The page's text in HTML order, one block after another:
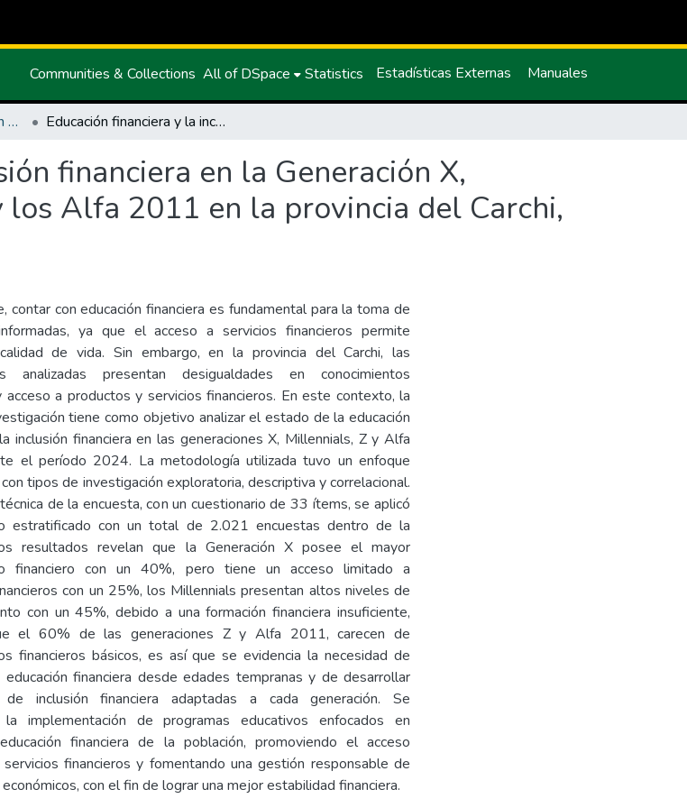
Communities & Collections All of DSpace Statistics Estadísticas Externas Manuales
Carrera de Administración de Empresas y Marketing Educación financiera y la inclusión financiera en la Generación X, Generación Z, los Millennials y los Alfa 2011 en la provincia del Carchi, periodo 2024
financiera en la Generación X,
Alfa 2011 en la provincia del Carchi,
contar con educación financiera es fundamental para la toma de
ya que el acceso a servicios financieros permite
de vida. Sin embargo, en la provincia del Carchi, las
analizadas presentan desigualdades en conocimientos
acceso a productos y servicios financieros. En este contexto, la
tiene como objetivo analizar el estado de la educación
inclusión financiera en las generaciones X, Millennials, Z y Alfa
el período 2024. La metodología utilizada tuvo un enfoque
tipos de investigación exploratoria, descriptiva y correlacional.
de la encuesta, con un cuestionario de 33 ítems, se aplicó
estratificado con un total de 2.021 encuestas dentro de la
resultados revelan que la Generación X posee el mayor
financiero con un 40%, pero tiene un acceso limitado a
con un 25%, los Millennials presentan altos niveles de
con un 45%, debido a una formación financiera insuficiente,
el 60% de las generaciones Z y Alfa 2011, carecen de
financieros básicos, es así que se evidencia la necesidad de
financiera desde edades tempranas y de desarrollar
de inclusión financiera adaptadas a cada generación. Se
la implementación de programas educativos enfocados en
financiera de la población, promoviendo el acceso
financieros y fomentando una gestión responsable de
con el fin de lograr una mejor estabilidad financiera.